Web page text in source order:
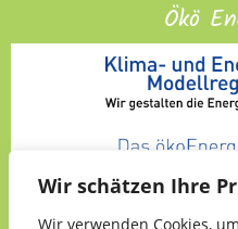
Wir schätzen Ihre
Wir verwenden Cookies,
Ökö